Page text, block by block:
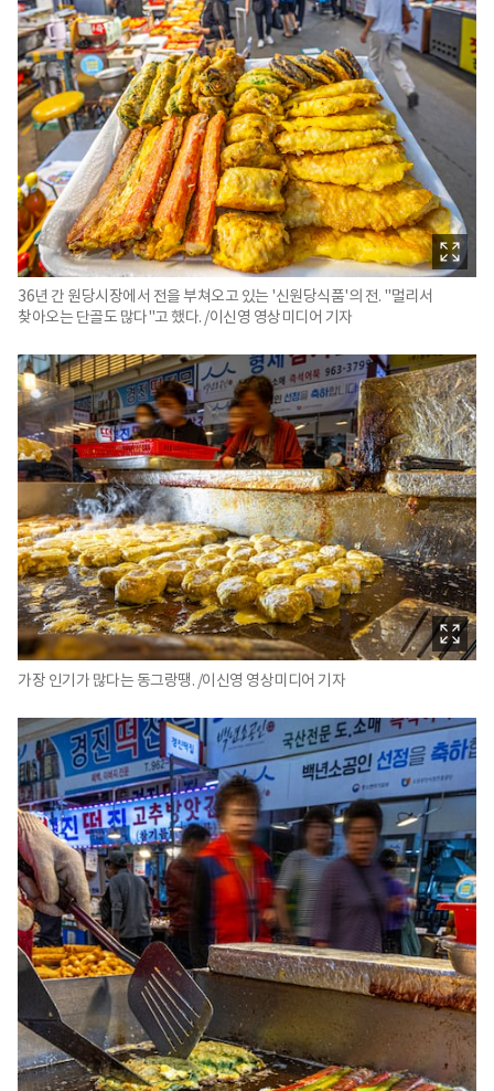
36년 간 원당시장에서 전을 부쳐오고 있는 '신원당식품'의 전. "멀리서
찾아오는 단골도 많다"고 했다. /이신영 영상미디어 기자
가장 인기가 많다는 동그랑땡. /이신영 영상미디어 기자